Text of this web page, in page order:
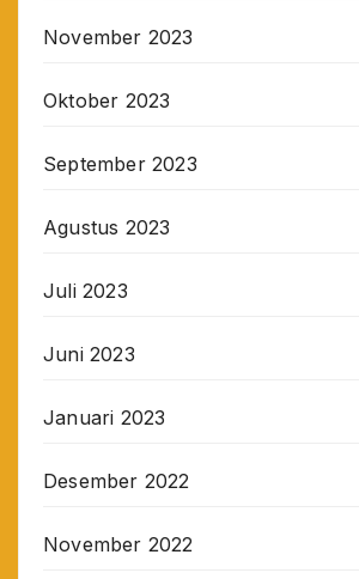
November 2023
Oktober 2023
September 2023
Agustus 2023
Juli 2023
Juni 2023
Januari 2023
Desember 2022
November 2022